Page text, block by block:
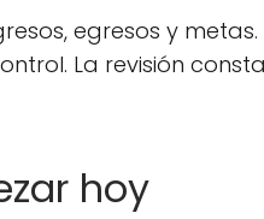
egresos y
La revisión
hoy